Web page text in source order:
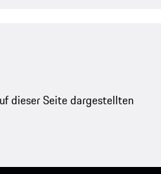
dieser Seite dargestellten